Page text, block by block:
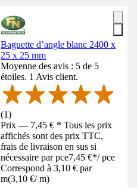
Baguette d’angle blanc 2400 x
25 x 25 mm
Moyenne des avis : 5 de 5
étoiles. 1 Avis client.
(1)
Prix — 7,45 € * Tous les prix
affichés sont des prix TTC,
frais de livraison en sus si
nécessaire par pce7,45 €*/ pce
Correspond à 3,10 € par
m(3,10 €/ m)